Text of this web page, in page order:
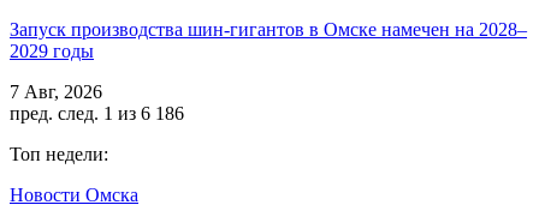
Запуск производства шин-гигантов в Омске намечен на 2028–
2029 годы
7 Авг, 2026
пред. след. 1 из 6 186
Топ недели:
Новости Омска